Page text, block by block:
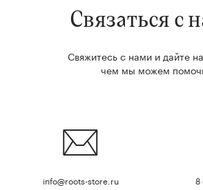
Связаться с
Свяжитесь с нами и дайте
чем мы можем
info@roots-store.ru 8